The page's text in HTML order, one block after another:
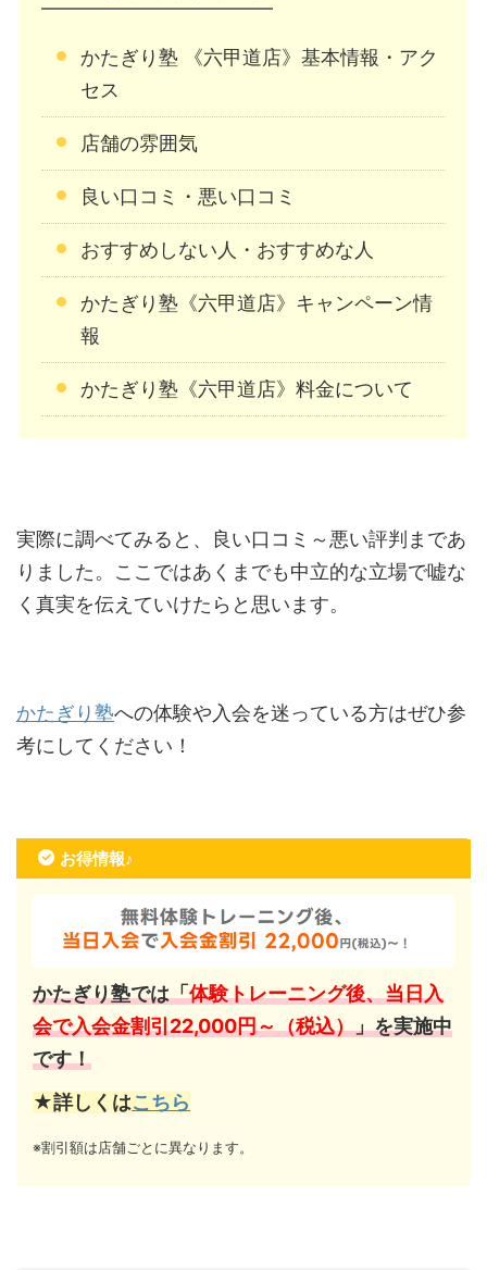
かたぎり塾 《六甲道店》基本情報・アク
セス
店舗の雰囲気
良い口コミ・悪い口コミ
おすすめしない人・おすすめな人
かたぎり塾《六甲道店》キャンペーン情
報
かたぎり塾《六甲道店》料金について
実際に調べてみると、良い口コミ～悪い評判まであ
りました。ここではあくまでも中立的な立場で嘘な
く真実を伝えていけたらと思います。
かたぎり塾への体験や入会を迷っている方はぜひ参
考にしてください！
お得情報♪
かたぎり塾では「体験トレーニング後、当日入
会で入会金割引22,000円～（税込）」を実施中
です！
★詳しくはこちら
※割引額は店舗ごとに異なります。